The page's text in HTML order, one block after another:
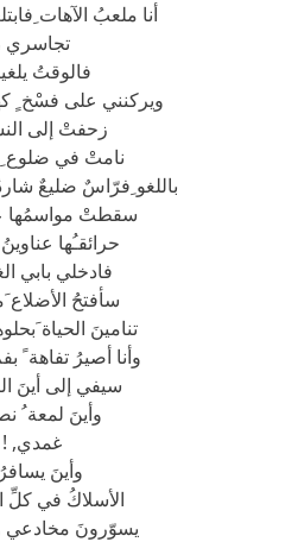
أنا ملعبُ الآهات
تجاسري
فالوقتُ
ويركنني على فسْخ
زحفتْ إلى
نامتْ في ضلوع
باللغو ِفرّاسٌ ضليعٌ
سقطتْ مواسمُها
حرائقـُها عناوينُ
فادخلي بابي
سأفتحُ الأضلاع
تنامينَ الحياة
وأنا أصيرُ تفاهة
سيفي إلى أينَ
وأينَ لمعة
غمدي, !
وأينَ
الأسلاكُ في كلِّ
يسوّرونَ